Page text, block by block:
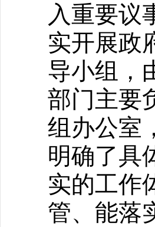
入重要议
实开展政
导小组，
部门主要
组办公室
明确了具
实的工作
管、能落